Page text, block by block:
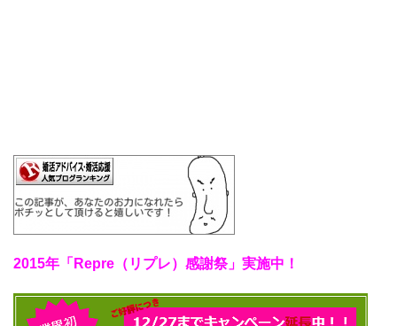
2015年「Repre（リプレ）感謝祭」実施中！